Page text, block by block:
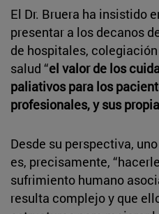
El Dr. Bruera ha insistido
presentar a los decanos
de hospitales,
salud “el valor de los
paliativos para los
profesionales, y sus
Desde su perspectiva,
es, precisamente,
sufrimiento humano
resulta complejo y que